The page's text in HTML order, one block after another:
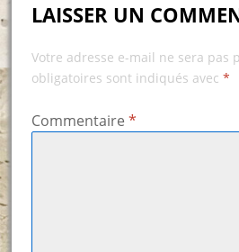
LAISSER UN
Votre adresse e-mail ne sera pas
obligatoires sont indiqués avec *
Commentaire *